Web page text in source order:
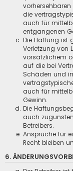
die
auch für
entgangenen
Die Haftung ist
Verletzung von
vorsätzlichem
auf die bei
Schäden und
auch für
Gewinn.
Die
auch
Betreibers.
Ansprüche für
Recht bleiben
6.